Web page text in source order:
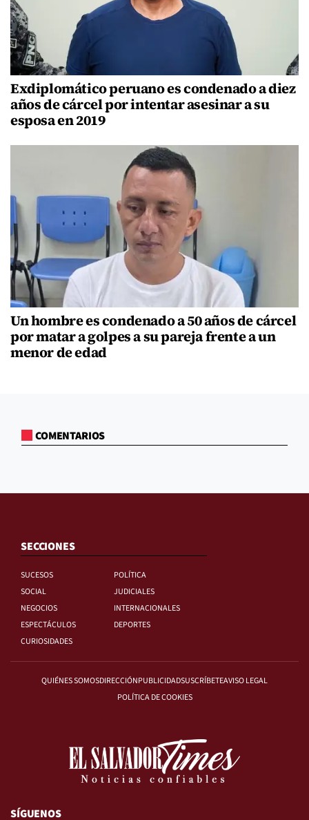
Exdiplomático peruano es condenado a diez
años de cárcel por intentar asesinar a su
esposa en 2019
Un hombre es condenado a 50 años de cárcel
por matar a golpes a su pareja frente a un
menor de edad
COMENTARIOS
SECCIONES
SUCESOS
POLÍTICA
SOCIAL
JUDICIALES
NEGOCIOS
INTERNACIONALES
ESPECTÁCULOS
DEPORTES
CURIOSIDADES
QUIÉNES SOMOSDIRECCIÓNPUBLICIDADSUSCRÍBETEAVISO LEGAL
POLÍTICA DE COOKIES
SÍGUENOS